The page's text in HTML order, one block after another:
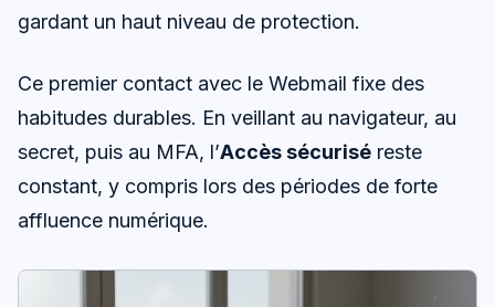
gardant un haut niveau de protection.
Ce premier contact avec le Webmail fixe des
habitudes durables. En veillant au navigateur, au
secret, puis au MFA, l’Accès sécurisé reste
constant, y compris lors des périodes de forte
affluence numérique.